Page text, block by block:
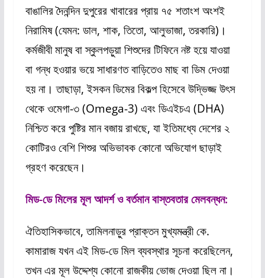
বাঙালির দৈনন্দিন দুপুরের খাবারের প্রায় ৭৫ শতাংশ অংশই
নিরামিষ (যেমন: ডাল, শাক, তিতো, আলুভাজা, তরকারি)।
কর্মজীবী মানুষ বা স্কুলপড়ুয়া শিশুদের টিফিনে নষ্ট হয়ে যাওয়া
বা গন্ধ হওয়ার ভয়ে সাধারণত বাড়িতেও মাছ বা ডিম দেওয়া
হয় না। তাছাড়া, ইসকন ডিমের বিকল্প হিসেবে উদ্ভিজ্জ উৎস
থেকে ওমেগা-৩ (Omega-3) এবং ডিএইচএ (DHA)
নিশ্চিত করে পুষ্টির মান বজায় রাখছে, যা ইতিমধ্যে দেশের ২
কোটিরও বেশি শিশুর অভিভাবক কোনো অভিযোগ ছাড়াই
গ্রহণ করেছেন।
মিড-ডে মিলের মূল আদর্শ ও বর্তমান বাস্তবতার মেলবন্ধন:
ঐতিহাসিকভাবে, তামিলনাড়ুর প্রাক্তন মুখ্যমন্ত্রী কে.
কামারাজ যখন এই মিড-ডে মিল ব্যবস্থার সূচনা করেছিলেন,
তখন এর মূল উদ্দেশ্য কোনো রাজকীয় ভোজ দেওয়া ছিল না।